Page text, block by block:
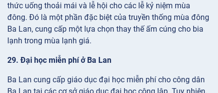
thức uống thoải mái và lễ hội cho các lễ kỷ niệm mùa
đông. Đó là một phần đặc biệt của truyền thống mùa đông
Ba Lan, cung cấp một lựa chọn thay thế ấm cúng cho bia
lạnh trong mùa lạnh giá.
29. Đại học miễn phí ở Ba Lan
Ba Lan cung cấp giáo dục đại học miễn phí cho công dân